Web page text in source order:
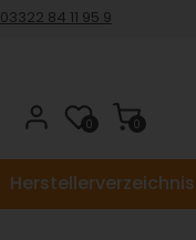
03322 84 11 95 9
0
0
Herstellerverzeichnis